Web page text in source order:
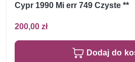
Cypr 1990 Mi err 749 Czyste **
200,00 zł
Dodaj do